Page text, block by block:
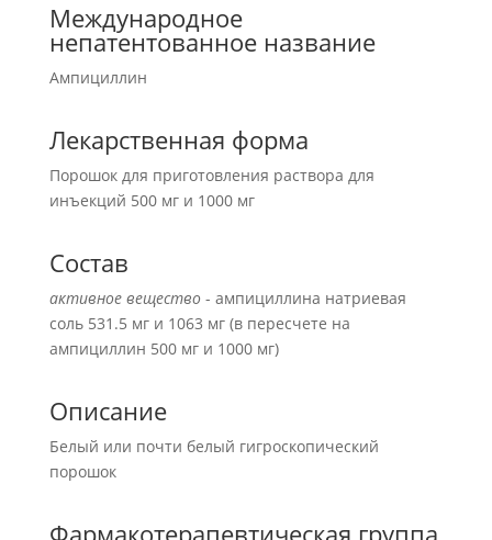
Международное
непатентованное название
Ампициллин
Лекарственная форма
Порошок для приготовления раствора для
инъекций 500 мг и 1000 мг
Состав
активное вещество- ампициллина натриевая
соль 531.5 мг и 1063 мг (в пересчете на
ампициллин 500 мг и 1000 мг)
Описание
Белый или почти белый гигроскопический
порошок
Фармакотерапевтическая группа